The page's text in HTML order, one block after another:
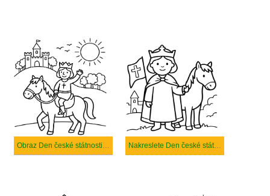
Obraz Den české státnosti tisknutelné Nakreslete Den české státnosti zdarma prostý